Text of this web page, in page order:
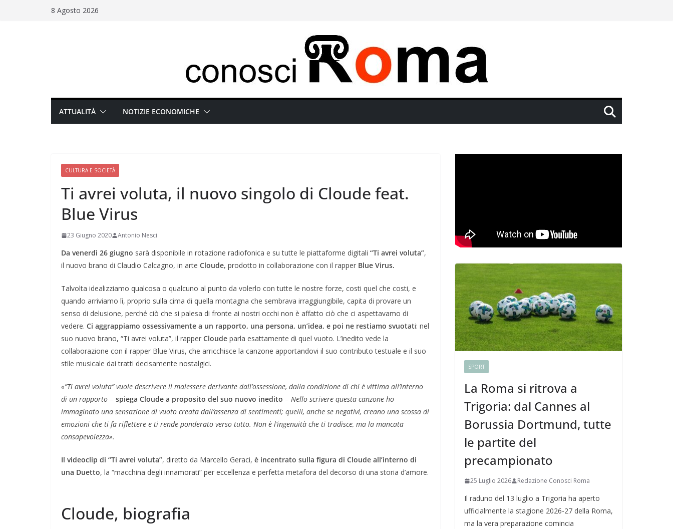
8 Agosto 2026
ATTUALITÀ NOTIZIE ECONOMICHE
CULTURA E SOCIETÀ
Ti avrei voluta, il nuovo singolo di Cloude feat.
Blue Virus
23 Giugno 2020 Antonio Nesci
Da venerdì 26 giugno sarà disponibile in rotazione radiofonica e su tutte le piattaforme digitali “Ti avrei voluta”,
il nuovo brano di Claudio Calcagno, in arte Cloude, prodotto in collaborazione con il rapper Blue Virus.
Talvolta idealizziamo qualcosa o qualcuno al punto da volerlo con tutte le nostre forze, costi quel che costi, e
quando arriviamo lì, proprio sulla cima di quella montagna che sembrava irraggiungibile, capita di provare un
senso di delusione, perché ciò che si palesa di fronte ai nostri occhi non è affatto ciò che ci aspettavamo di
vedere. Ci aggrappiamo ossessivamente a un rapporto, una persona, un’idea, e poi ne restiamo svuotati: nel
suo nuovo brano, “Ti avrei voluta”, il rapper Cloude parla esattamente di quel vuoto. L’inedito vede la
collaborazione con il rapper Blue Virus, che arricchisce la canzone apportandovi il suo contributo testuale e il suo
stile musicale dai tratti decisamente nostalgici.
«”Ti avrei voluta” vuole descrivere il malessere derivante dall’ossessione, dalla condizione di chi è vittima all’interno
di un rapporto – spiega Cloude a proposito del suo nuovo inedito – Nello scrivere questa canzone ho
immaginato una sensazione di vuoto creata dall’assenza di sentimenti; quelli, anche se negativi, creano una scossa di
emozioni che ti fa riflettere e ti rende ponderato verso tutto. Non è l’ingenuità che ti tradisce, ma la mancata
consapevolezza».
Il videoclip di “Ti avrei voluta”, diretto da Marcello Geraci, è incentrato sulla figura di Cloude all’interno di
una Duetto, la “macchina degli innamorati” per eccellenza e perfetta metafora del decorso di una storia d’amore.
Cloude, biografia
SPORT
La Roma si ritrova a
Trigoria: dal Cannes al
Borussia Dortmund, tutte
le partite del
precampionato
25 Luglio 2026 Redazione Conosci Roma
Il raduno del 13 luglio a Trigoria ha aperto
ufficialmente la stagione 2026-27 della Roma,
ma la vera preparazione comincia